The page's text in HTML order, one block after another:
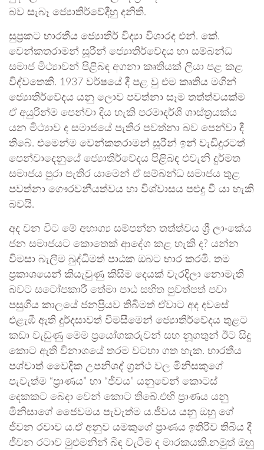
බව සැබෑ ජ්‍යොතිර්වේදීහු දනිති.
සුප්‍රකට භාරතීය ජ්‍යොතිර් විද්‍යා විශාරද එන්. කේ.
වෙන්කතරාමන් සූරීන් ජ්‍යොතිර්වේදය හා සම්බන්ධ
සමාජ මිථ්‍යාවන් පිළිබඳ අගනා කෘතියක් ලියා පළ කළ
විද්වතෙකි. 1937 වර්ෂයේ දී පළ වු එම කෘතිය මගින්
ජ්‍යොතිර්වේදය යනු ලොව පවත්නා සෑම තත්ත්වයක්ම
ඒ අයුරින්ම පෙන්වා දිය හැකි පරමාදර්ශී ශාස්ත්‍රයක්ය
යන මිථ්‍යාව ද සමාජයේ පැතිර පවත්නා බව පෙන්වා දී
තිබේ. එමෙන්ම වෙන්කතරාමන් සූරීන් ඉන් වැඩිදුරටත්
පෙන්වාදෙනුයේ ජ්‍යොතිර්වේදය පිළිබඳ එවැනි දුර්මත
සමාජය පුරා පැතිර යාමෙන් ඒ සම්බන්ධ සමාජය තුළ
පවත්නා ගෞරවනීයත්වය හා විශ්වාසය පළුදු වී යා හැකි
බවයි.
අද වන විට මේ අභාග්‍ය සම්පන්න තත්ත්වය ශ්‍රී ලාංකේය
ජන සමාජයට කොතෙක් ආදේශ කළ හැකි ද? යන්න
විමසා බැලීම බුද්ධිමත් පාඨක ඔබට භාර කරමි. තම
ප්‍රකාශයෙන් කියැවුණු කිසිම දෙයක් වැරදිලා නොමැති
බවට සටෝපකාරී තේමා පාඨ සහිත පුවත්පත් පවා
පසුගිය කාලයේ ජනප්‍රියව තිබීමත් ඒවාට අද දවසේ
එළැඹී ඇති දුර්දසාවත් විමසීමෙන් ජ්‍යොතිර්වේදය තුළට
කඩා වැඩුණු මෙම ප්‍රයෝගකරුවන් සහ නූගතුන් ඊට සිදු
කොට ඇති විනාශයේ තරම වටහා ගත හැක. භාරතීය
පශ්චාත් වෛදික උපනිශද් ග්‍රන්ථ වල මිනිසකුගේ
පැවැත්ම “ප්‍රාණය” හා “ජීවය” යනුවෙන් කොටස්
දෙකකට බෙදා වෙන් කොට තිබේ.එහි ප්‍රාණය යනු
මිනිසාගේ ජෛවමය පැවැත්ම ය.ජීවය යනු ඔහු ගේ
ජීවන රවාව ය.ඒ අනුව යමකුගේ ප්‍රාණය ඉතිරිව තිබිය දී
ජීවන රටාව මුළුමනින් බිඳ වැටීම ද මාරකයකි.නමුත් ඔහු